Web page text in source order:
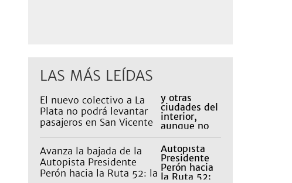
LAS MÁS LEÍDAS
El nuevo colectivo a La
Plata no podrá levantar
pasajeros en San Vicente
Avanza la bajada de la
Autopista Presidente
Perón hacia la Ruta 52: la